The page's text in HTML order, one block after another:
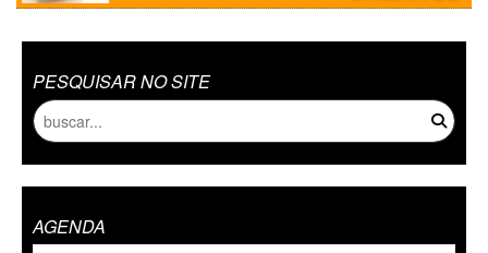
PESQUISAR NO SITE
AGENDA